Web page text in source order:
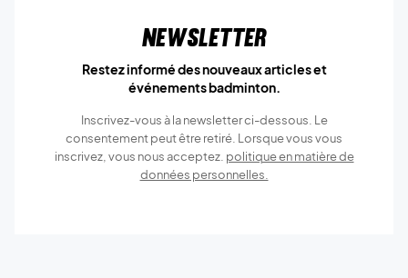
Newsletter
Restez informé des nouveaux articles et
événements badminton.
Inscrivez-vous à la newsletter ci-dessous. Le
consentement peut être retiré. Lorsque vous vous
inscrivez, vous nous acceptez. politique en matière de
données personnelles.